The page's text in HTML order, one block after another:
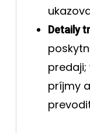
Detaily
príjmy